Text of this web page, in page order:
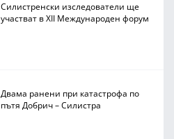
Силистренски изследователи ще
участват в XII Международен форум
Двама ранени при катастрофа по
пътя Добрич – Силистра